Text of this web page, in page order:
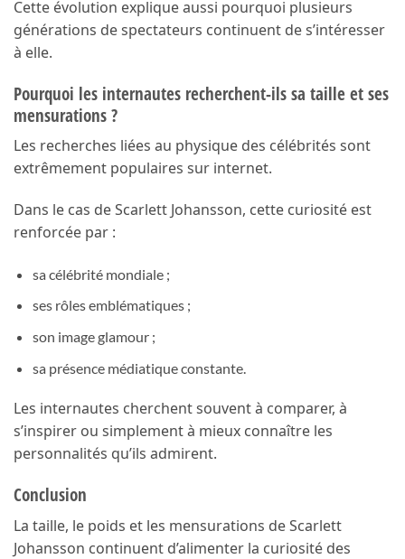
Cette évolution explique aussi pourquoi plusieurs
générations de spectateurs continuent de s’intéresser
à elle.
Pourquoi les internautes recherchent-ils sa taille et ses
mensurations ?
Les recherches liées au physique des célébrités sont
extrêmement populaires sur internet.
Dans le cas de Scarlett Johansson, cette curiosité est
renforcée par :
sa célébrité mondiale ;
ses rôles emblématiques ;
son image glamour ;
sa présence médiatique constante.
Les internautes cherchent souvent à comparer, à
s’inspirer ou simplement à mieux connaître les
personnalités qu’ils admirent.
Conclusion
La taille, le poids et les mensurations de Scarlett
Johansson continuent d’alimenter la curiosité des